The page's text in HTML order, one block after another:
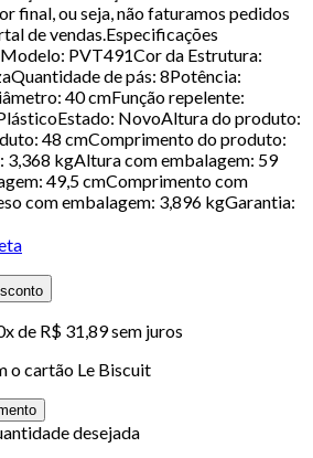
final, ou seja, não faturamos pedidos
de vendas.Especificações
PVT491Cor da Estrutura:
de pás: 8Potência:
40 cmFunção repelente:
NovoAltura do produto:
48 cmComprimento do produto:
3,368 kgAltura com embalagem: 59
49,5 cmComprimento com
com embalagem: 3,896 kgGarantia:
de R$ 31,89 sem juros
o cartão Le Biscuit
desejada